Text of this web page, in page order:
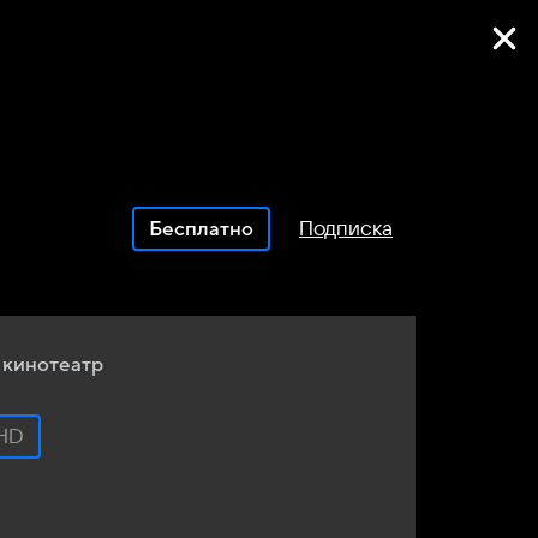
Бесплатно Подписка